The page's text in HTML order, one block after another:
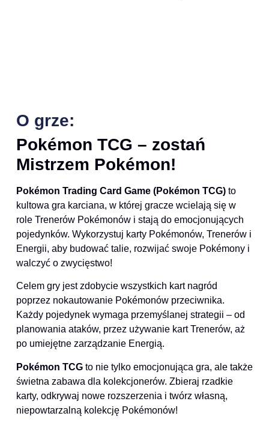
O grze:
Pokémon TCG – zostań
Mistrzem Pokémon!
Pokémon Trading Card Game (Pokémon TCG)to
kultowa gra karciana, w której gracze wcielają się w
role Trenerów Pokémonów i stają do emocjonujących
pojedynków. Wykorzystuj karty Pokémonów, Trenerów i
Energii, aby budować talie, rozwijać swoje Pokémony i
walczyć o zwycięstwo!
Celem gry jest zdobycie wszystkich kart nagród
poprzez nokautowanie Pokémonów przeciwnika.
Każdy pojedynek wymaga przemyślanej strategii – od
planowania ataków, przez używanie kart Trenerów, aż
po umiejętne zarządzanie Energią.
Pokémon TCGto nie tylko emocjonująca gra, ale także
świetna zabawa dla kolekcjonerów. Zbieraj rzadkie
karty, odkrywaj nowe rozszerzenia i twórz własną,
niepowtarzalną kolekcję Pokémonów!